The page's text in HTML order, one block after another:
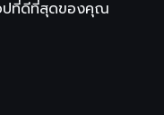
ปที่ดีที่สุดของคุณ